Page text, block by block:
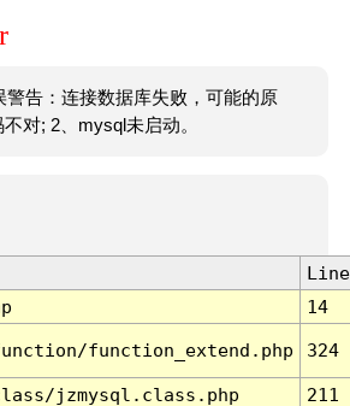
警告：连接数据库失败，可能的原
对; 2、mysql未启动。
Line
14
function_extend.php 324
jzmysql.class.php
211